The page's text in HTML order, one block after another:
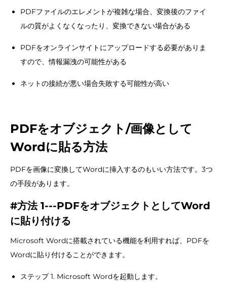
PDFファイルのエレメントが複雑な場合、変換後のファイ
ルの質がよくなくなったり、変換できない場合がある
PDFをオンラインサイトにアップロードする必要がありま
すので、情報漏洩の可能性がある
ネットの接続が悪い場合失敗する可能性が高い
PDFをオブジェクト/画像として
Wordに貼る方法
PDFを画像に変換してWordに挿入するのもいい方法です。3つ
の手段があります。
#方法 1---PDFをオブジェクトとしてWord
に貼り付ける
Microsoft Wordに搭載されている機能を利用すれば、PDFを
Wordに貼り付けることができます。
ステップ 1. Microsoft Wordを起動します。